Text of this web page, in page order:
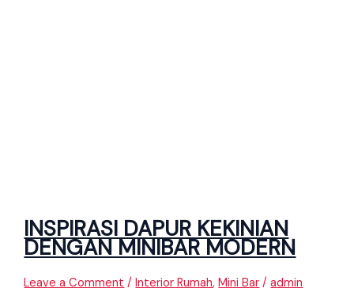
INSPIRASI DAPUR KEKINIAN
DENGAN MINIBAR MODERN
Leave a Comment /Interior Rumah,Mini Bar /admin